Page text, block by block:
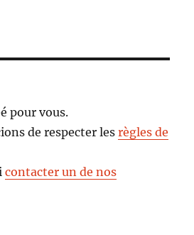
pour vous.
de respecter lesrègles de
contacter un de nos